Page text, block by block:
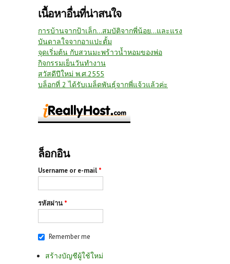
เนื้อหาอื่นที่น่าสนใจ
การบ้านจากป้าเล็ก...สมบัติจากพี่น้อย...และแรง
บันดาลใจจากอาแปะตั้ม
จุดเริ่มต้น กับสวนมะพร้าวน้ำหอมของพ่อ
กิจกรรมเย็นวันทำงาน
สวัสดีปีใหม่ พ.ศ.2555
บล็อกที่ 2 ได้รับเมล็ดพันธุ์จากพี่แจ้วแล้วค่ะ
ล็อกอิน
Username or e-mail *
รหัสผ่าน *
Remember me
สร้างบัญชีผู้ใช้ใหม่